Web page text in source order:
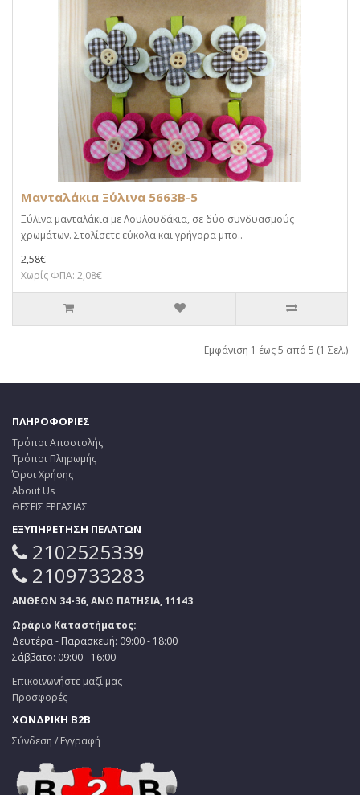
Μανταλάκια Ξύλινα 5663B-5
Ξύλινα μανταλάκια με Λουλουδάκια, σε δύο συνδυασμούς
χρωμάτων. Στολίσετε εύκολα και γρήγορα μπο..
2,58€
Χωρίς ΦΠΑ: 2,08€
Εμφάνιση 1 έως 5 από 5 (1 Σελ.)
ΠΛΗΡΟΦΟΡΙΕΣ
Τρόποι Αποστολής
Τρόποι Πληρωμής
Όροι Χρήσης
About Us
ΘΕΣΕΙΣ ΕΡΓΑΣΙΑΣ
ΕΞΥΠΗΡΕΤΗΣΗ ΠΕΛΑΤΩΝ
2102525339
2109733283
ΑΝΘΕΩΝ 34-36, ΑΝΩ ΠΑΤΗΣΙΑ, 11143
Ωράριο Καταστήματος:
Δευτέρα - Παρασκευή: 09:00 - 18:00
Σάββατο: 09:00 - 16:00
Επικοινωνήστε μαζί μας
Προσφορές
ΧΟΝΔΡΙΚΗ B2B
Σύνδεση / Εγγραφή